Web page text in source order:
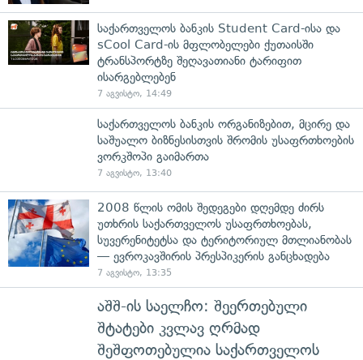
საქართველოს ბანკის Student Card-ისა და
sCool Card-ის მფლობელები ქუთაისში
ტრანსპორტზე შეღავათიანი ტარიფით
ისარგებლებენ
7 აგვისტო, 14:49
საქართველოს ბანკის ორგანიზებით, მცირე და
საშუალო ბიზნესისთვის შრომის უსაფრთხოების
ვორკშოპი გაიმართა
7 აგვისტო, 13:40
2008 წლის ომის შედეგები დღემდე ძირს
უთხრის საქართველოს უსაფრთხოებას,
სუვერენიტეტსა და ტერიტორიულ მთლიანობას
— ევროკავშირის პრესპიკერის განცხადება
7 აგვისტო, 13:35
აშშ-ის საელჩო: შეერთებული
შტატები კვლავ ღრმად
შეშფოთებულია საქართველოს